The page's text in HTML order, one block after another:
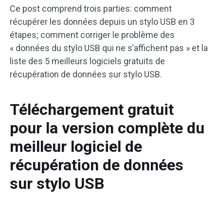
Ce post comprend trois parties: comment
récupérer les données depuis un stylo USB en 3
étapes; comment corriger le problème des
« données du stylo USB qui ne s’affichent pas » et la
liste des 5 meilleurs logiciels gratuits de
récupération de données sur stylo USB.
Téléchargement gratuit
pour la version complète du
meilleur logiciel de
récupération de données
sur stylo USB